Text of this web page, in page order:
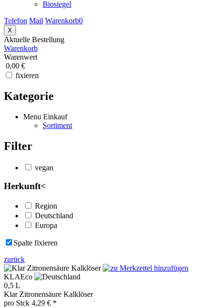
Biosiegel
Telefon Mail Warenkorb0
X
Aktuelle Bestellung
Warenkorb
Warenwert
0,00 €
fixieren
Kategorie
Menu Einkauf
Sortiment
Filter
vegan
Herkunft<
Region
Deutschland
Europa
Spalte fixieren
zurück
KLAEco
0,5 L
Klar Zitronensäure Kalklöser
pro Stck 4,29 € *